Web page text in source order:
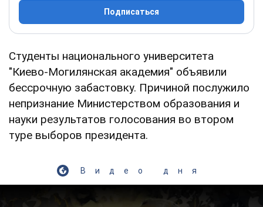
Подписаться
Студенты национального университета
"Киево-Могилянская академия" объявили
бессрочную забастовку. Причиной послужило
непризнание Министерством образования и
науки результатов голосования во втором
туре выборов президента.
Видео дня